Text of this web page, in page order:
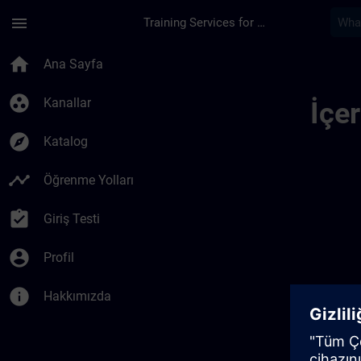
menu Training Services for Digital Industries
home Ana Sayfa
group_work Kanallar
explore Katalog
timeline Öğrenme Yolları
assignment_turned_in Giriş Testi
account_circle Profil
info Hakkımızda